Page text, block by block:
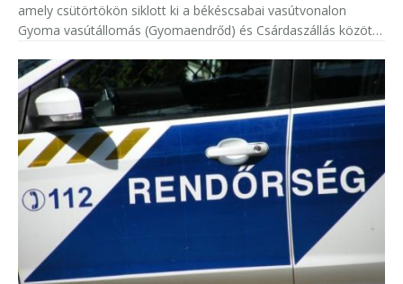
amely csütörtökön siklott ki a békéscsabai vasútvonalon
Gyoma vasútállomás (Gyomaendrőd) és Csárdaszállás között -
t.